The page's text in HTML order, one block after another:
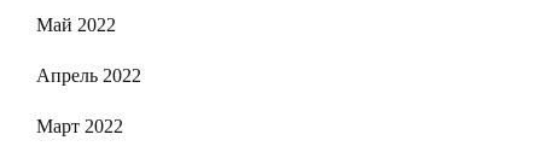
Май 2022
Апрель 2022
Март 2022